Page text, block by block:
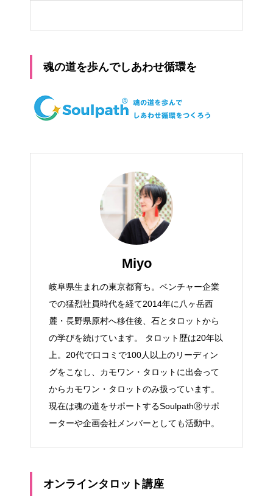
魂の道を歩んでしあわせ循環を
Miyo
岐阜県生まれの東京都育ち。ベンチャー企業
での猛烈社員時代を経て2014年に八ヶ岳西
麓・長野県原村へ移住後、石とタロットから
の学びを続けています。 タロット歴は20年以
上。20代で口コミで100人以上のリーディン
グをこなし、カモワン・タロットに出会って
からカモワン・タロットのみ扱っています。
現在は魂の道をサポートするSoulpathⓇサポ
ーターや企画会社メンバーとしても活動中。
オンラインタロット講座